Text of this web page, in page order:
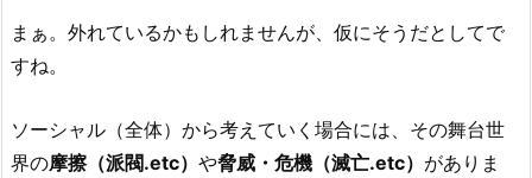
まぁ。外れているかもしれませんが、仮にそうだとしてで
すね。
ソーシャル（全体）から考えていく場合には、その舞台世
界の摩擦（派閥.etc） や脅威・危機（滅亡.etc） がありま